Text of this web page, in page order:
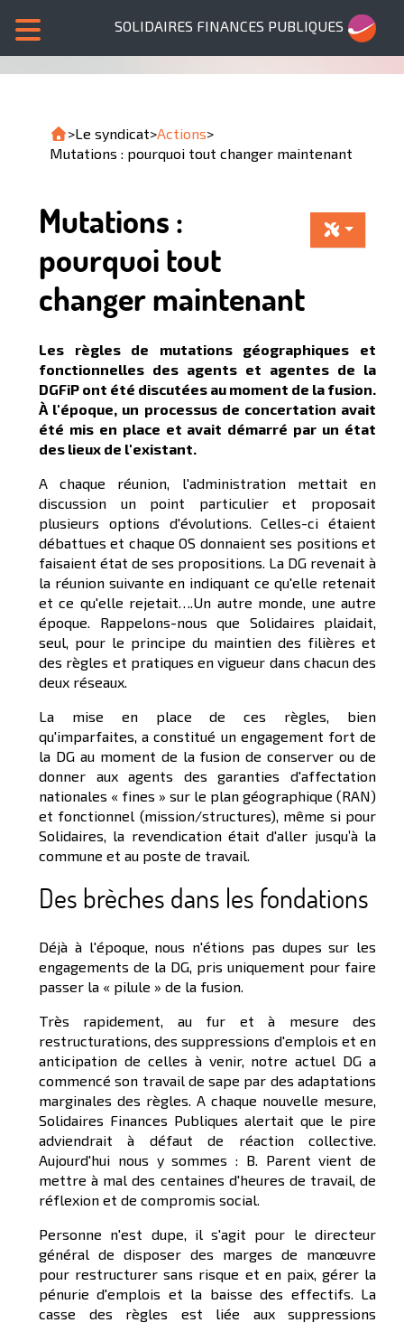
SOLIDAIRES FINANCES PUBLIQUES
>Le syndicat>Actions>
Mutations : pourquoi tout changer maintenant
Mutations :
pourquoi tout
changer maintenant
Les règles de mutations géographiques et
fonctionnelles des agents et agentes de la
DGFiP ont été discutées au moment de la fusion.
À l'époque, un processus de concertation avait
été mis en place et avait démarré par un état
des lieux de l'existant.
A chaque réunion, l'administration mettait en
discussion un point particulier et proposait
plusieurs options d'évolutions. Celles-ci étaient
débattues et chaque OS donnaient ses positions et
faisaient état de ses propositions. La DG revenait à
la réunion suivante en indiquant ce qu'elle retenait
et ce qu'elle rejetait….Un autre monde, une autre
époque. Rappelons-nous que Solidaires plaidait,
seul, pour le principe du maintien des filières et
des règles et pratiques en vigueur dans chacun des
deux réseaux.
La mise en place de ces règles, bien
qu'imparfaites, a constitué un engagement fort de
la DG au moment de la fusion de conserver ou de
donner aux agents des garanties d'affectation
nationales « fines » sur le plan géographique (RAN)
et fonctionnel (mission/structures), même si pour
Solidaires, la revendication était d'aller jusqu’à la
commune et au poste de travail.
Des brèches dans les fondations
Déjà à l'époque, nous n'étions pas dupes sur les
engagements de la DG, pris uniquement pour faire
passer la « pilule » de la fusion.
Très rapidement, au fur et à mesure des
restructurations, des suppressions d'emplois et en
anticipation de celles à venir, notre actuel DG a
commencé son travail de sape par des adaptations
marginales des règles. A chaque nouvelle mesure,
Solidaires Finances Publiques alertait que le pire
adviendrait à défaut de réaction collective.
Aujourd'hui nous y sommes : B. Parent vient de
mettre à mal des centaines d'heures de travail, de
réflexion et de compromis social.
Personne n'est dupe, il s'agit pour le directeur
général de disposer des marges de manœuvre
pour restructurer sans risque et en paix, gérer la
pénurie d'emplois et la baisse des effectifs. La
casse des règles est liée aux suppressions